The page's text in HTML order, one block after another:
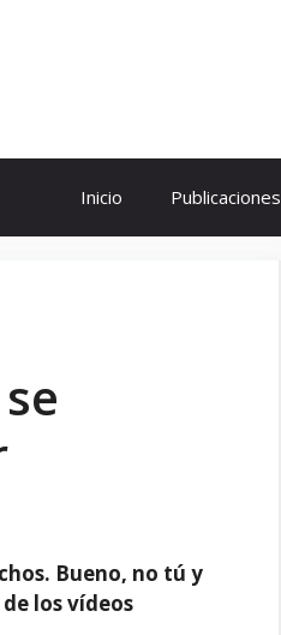
Inicio Publicaciones
Bueno, no tú y
los vídeos